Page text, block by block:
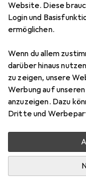
Website. Diese
Login und
ermöglichen.
Wenn du allem
darüber hinaus
zu zeigen, unsere
Werbung auf
anzuzeigen. Dazu
Dritte und
MENGENRABATT
Vadobag
Regentage
Preis in EUR inkl.
EUR
12,90
Bewertungen
Zwischen Di,
Nur 4 Stück an